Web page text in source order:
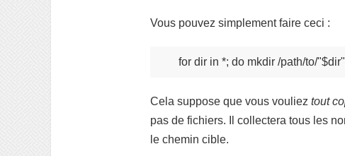
Vous pouvez simplement faire ceci :
Cela suppose que vous vouliez tout
pas de fichiers. Il collectera tous les
le chemin cible.